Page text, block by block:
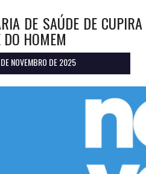
DE SAÚDE DE
HOMEM
NOVEMBRO DE 2025